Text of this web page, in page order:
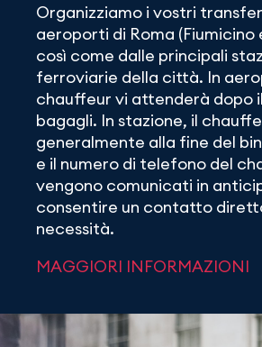
Organizziamo i vostri
aeroporti di Roma (Fiumicino
così come dalle principali
ferroviarie della città. In
chauffeur vi attenderà dopo
bagagli. In stazione, il
generalmente alla fine del
e il numero di telefono del
vengono comunicati in
consentire un contatto
necessità.
MAGGIORI INFORMAZIONI